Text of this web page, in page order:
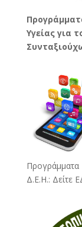
Υγείας για
Προγράμματα
Δ.Ε.Η.: Δείτε